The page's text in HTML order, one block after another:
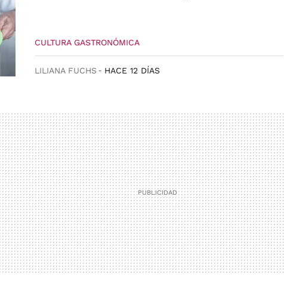
CULTURA GASTRONÓMICA
LILIANA FUCHS HACE 12 DÍAS